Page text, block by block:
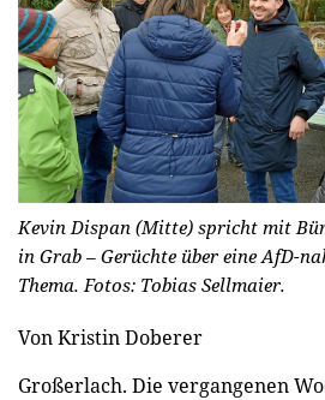
Kevin Dispan (Mitte) spricht mit
in Grab – Gerüchte über eine AfD-
Thema. Fotos: Tobias Sellmaier.
Von Kristin Doberer
Großerlach. Die vergangenen